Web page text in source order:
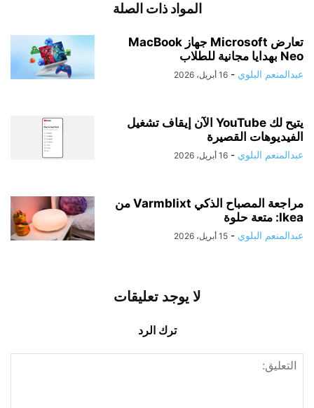
المواد ذات الصلة
تعارض Microsoft جهاز MacBook
Neo بهدايا مجانية للطلاب
عبدالمنعم البلوي - 16 أبريل، 2026
يتيح لك YouTube الآن إيقاف تشغيل
الفيديوهات القصيرة
عبدالمنعم البلوي - 16 أبريل، 2026
مراجعة المصباح الذكي Varmblixt من
Ikea: متعة حلوة
عبدالمنعم البلوي - 15 أبريل، 2026
لا يوجد تعليقات
ترك الرد